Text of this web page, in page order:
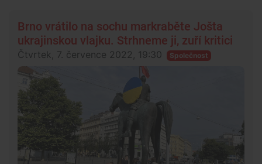
Brno vrátilo na sochu markraběte Jošta
ukrajinskou vlajku. Strhneme ji, zuří kritici
Čtvrtek, 7. července 2022, 19:30 Společnost